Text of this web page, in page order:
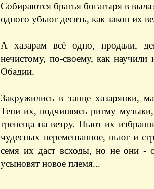
Собираются братья богатыря в
одного убьют десять, как закон их
А хазарам всё одно, продали,
нечистому, по-своему, как
Обадии.
Закружились в танце хазарянки,
Тени их, подчиняясь ритму
трепеща на ветру. Пьют их
чудесных перемешанное, пьют и
семя их даст всходы, но не они -
усыновят новое племя...